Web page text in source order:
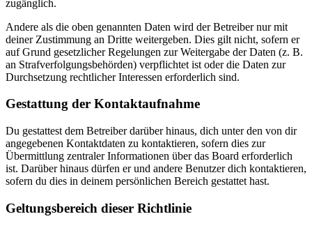
zugänglich.
Andere als die oben genannten Daten wird der Betreiber nur mit
deiner Zustimmung an Dritte weitergeben. Dies gilt nicht, sofern er
auf Grund gesetzlicher Regelungen zur Weitergabe der Daten (z. B.
an Strafverfolgungsbehörden) verpflichtet ist oder die Daten zur
Durchsetzung rechtlicher Interessen erforderlich sind.
Gestattung der Kontaktaufnahme
Du gestattest dem Betreiber darüber hinaus, dich unter den von dir
angegebenen Kontaktdaten zu kontaktieren, sofern dies zur
Übermittlung zentraler Informationen über das Board erforderlich
ist. Darüber hinaus dürfen er und andere Benutzer dich kontaktieren,
sofern du dies in deinem persönlichen Bereich gestattet hast.
Geltungsbereich dieser Richtlinie